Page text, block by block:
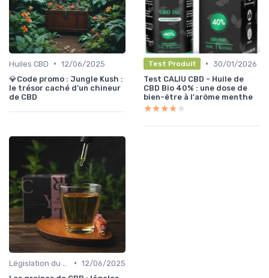
Huiles CBD • 12/06/2025
💎Code promo : Jungle Kush :
le trésor caché d’un chineur
de CBD
Test Produit • 30/01/2026
Test CALIU CBD - Huile de
CBD Bio 40% : une dose de
bien-être à l'arôme menthe
★★★★★
★★★★★
• 12/06/2025